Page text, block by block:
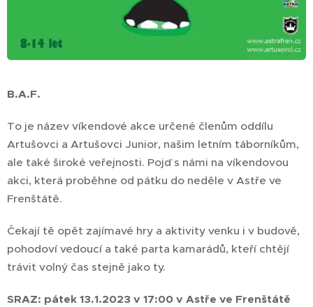
B.A.F.
To je název víkendové akce určené členům oddílu
Artušovci a Artušovci Junior, našim letním táborníkům,
ale také široké veřejnosti. Pojď s námi na víkendovou
akci, která proběhne od pátku do neděle v Astře ve
Frenštátě.
Čekají tě opět zajímavé hry a aktivity venku i v budově,
pohodoví vedoucí a také parta kamarádů, kteří chtějí
trávit volný čas stejně jako ty.
SRAZ: pátek 13.1.2023 v 17:00 v Astře ve Frenštátě